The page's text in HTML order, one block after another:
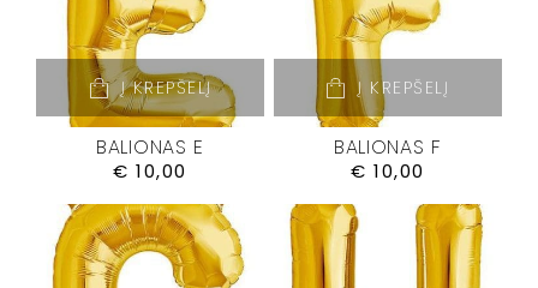
Į KREPŠELĮ
BALIONAS E
€ 10,00
Į KREPŠELĮ
BALIONAS F
€ 10,00